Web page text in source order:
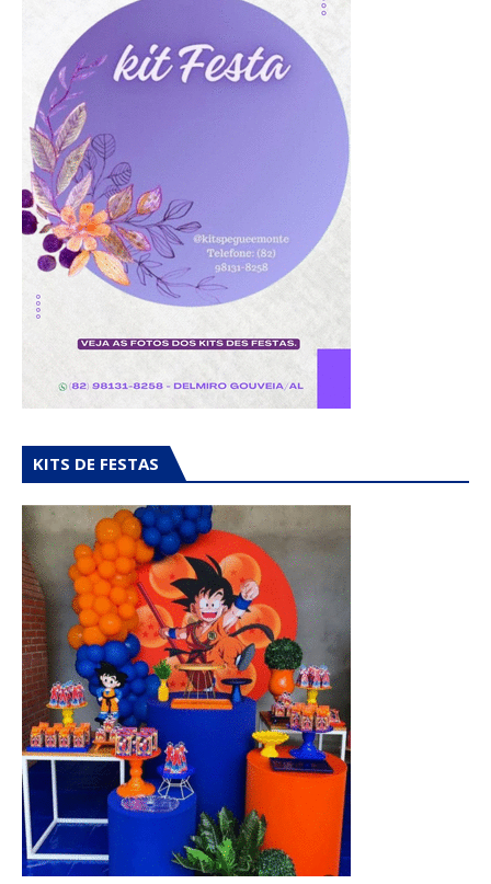
KITS DE FESTAS